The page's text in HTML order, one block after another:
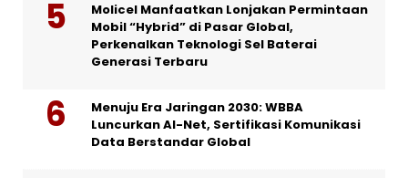
Molicel Manfaatkan Lonjakan Permintaan
Mobil “Hybrid” di Pasar Global,
Perkenalkan Teknologi Sel Baterai
Generasi Terbaru
Menuju Era Jaringan 2030: WBBA
Luncurkan AI-Net, Sertifikasi Komunikasi
Data Berstandar Global